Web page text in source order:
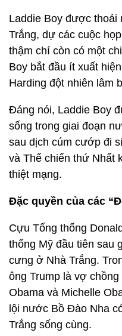
Laddie Boy được thoải
Trắng, dự các cuộc
thậm chí còn có một
Boy bắt đầu ít xuất
Harding đột nhiên lâm
Đáng nói, Laddie Boy
sống trong giai đoạn
sau dịch cúm cướp đi
và Thế chiến thứ Nhất
thiệt mạng.
Đặc quyền của các
Cựu Tổng thống
thống Mỹ đầu tiên sau
cưng ở Nhà Trắng.
ông Trump là vợ
Obama và Michelle
lội nước Bồ Đào Nha
Trắng sống cùng.